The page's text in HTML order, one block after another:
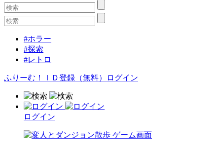
#ホラー
#探索
#レトロ
ふりーむ！ＩＤ登録（無料） ログイン
ログイン